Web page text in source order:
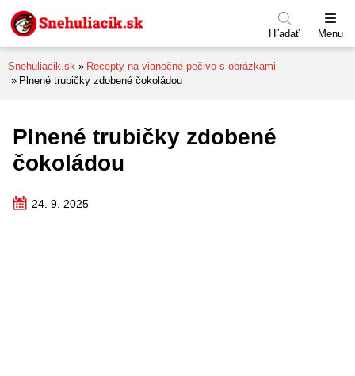
Preskočiť na menu
Preskočiť na obsah
Preskočiť na pätu
Hľadať Menu
Snehuliacik.sk
Recepty na vianočné pečivo s obrázkami
Plnené trubičky zdobené čokoládou
Plnené trubičky zdobené
čokoládou
24. 9. 2025